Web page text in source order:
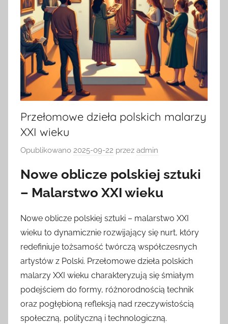
Przełomowe dzieła polskich malarzy
XXI wieku
Opublikowano 2025-09-22 przez admin
Nowe oblicze polskiej sztuki
– Malarstwo XXI wieku
Nowe oblicze polskiej sztuki – malarstwo XXI
wieku to dynamicznie rozwijający się nurt, który
redefiniuje tożsamość twórczą współczesnych
artystów z Polski. Przełomowe dzieła polskich
malarzy XXI wieku charakteryzują się śmiałym
podejściem do formy, różnorodnością technik
oraz pogłębioną refleksją nad rzeczywistością
społeczną, polityczną i technologiczną.